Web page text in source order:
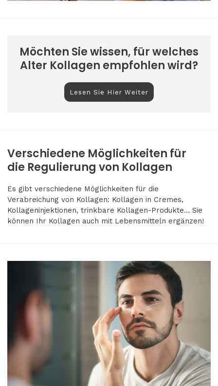
Möchten Sie wissen, für welches
Alter Kollagen empfohlen wird?
Lesen Sie Hier Weiter
Verschiedene Möglichkeiten für
die Regulierung von Kollagen
Es gibt verschiedene Möglichkeiten für die
Verabreichung von Kollagen: Kollagen in Cremes,
Kollageninjektionen, trinkbare Kollagen-Produkte… Sie
können Ihr Kollagen auch mit Lebensmitteln ergänzen!